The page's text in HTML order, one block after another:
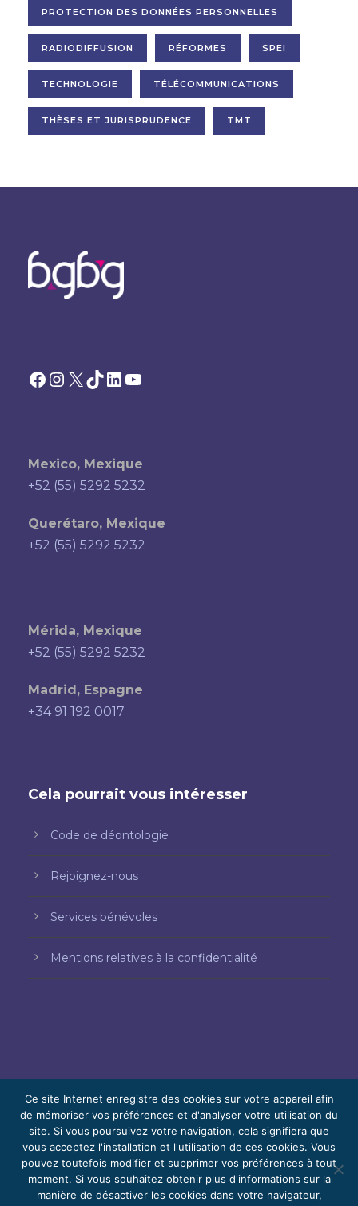
PROTECTION DES DONNÉES PERSONNELLES
RADIODIFFUSION RÉFORMES SPEI
TECHNOLOGIE TÉLÉCOMMUNICATIONS
THÈSES ET JURISPRUDENCE TMT
Facebook Instagram X TikTok LinkedIn YouTube
Mexico, Mexique
+52 (55) 5292 5232
Querétaro, Mexique
+52 (55) 5292 5232
Mérida, Mexique
+52 (55) 5292 5232
Madrid, Espagne
+34 91 192 0017
Cela pourrait vous intéresser
Code de déontologie
Rejoignez-nous
Services bénévoles
Mentions relatives à la confidentialité
© 2026 Bello, Gallardo, Bonequi et García,
S.C.
Contenu traduit automatiquement. La
précision peut varier selon la langue.
Ce site Internet enregistre des cookies sur votre appareil afin
de mémoriser vos préférences et d'analyser votre utilisation du
site. Si vous poursuivez votre navigation, cela signifiera que
vous acceptez l'installation et l'utilisation de ces cookies. Vous
pouvez toutefois modifier et supprimer vos préférences à tout
moment. Si vous souhaitez obtenir plus d'informations sur la
manière de désactiver les cookies dans votre navigateur,